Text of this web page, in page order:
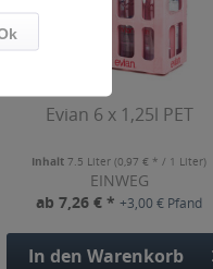
Evian 6 x 1,25l PET
Inhalt7.5 Liter(0,97 € * / 1 Liter)
EINWEG
ab 7,26 € *+3,00 € Pfand
In den Warenkorb